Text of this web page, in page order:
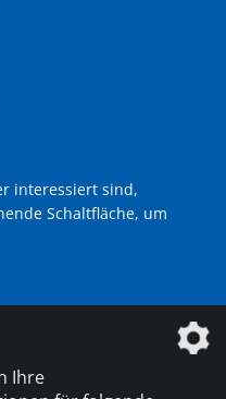
interessiert sind,
Schaltfläche, um
Unternehmen der
Ihre